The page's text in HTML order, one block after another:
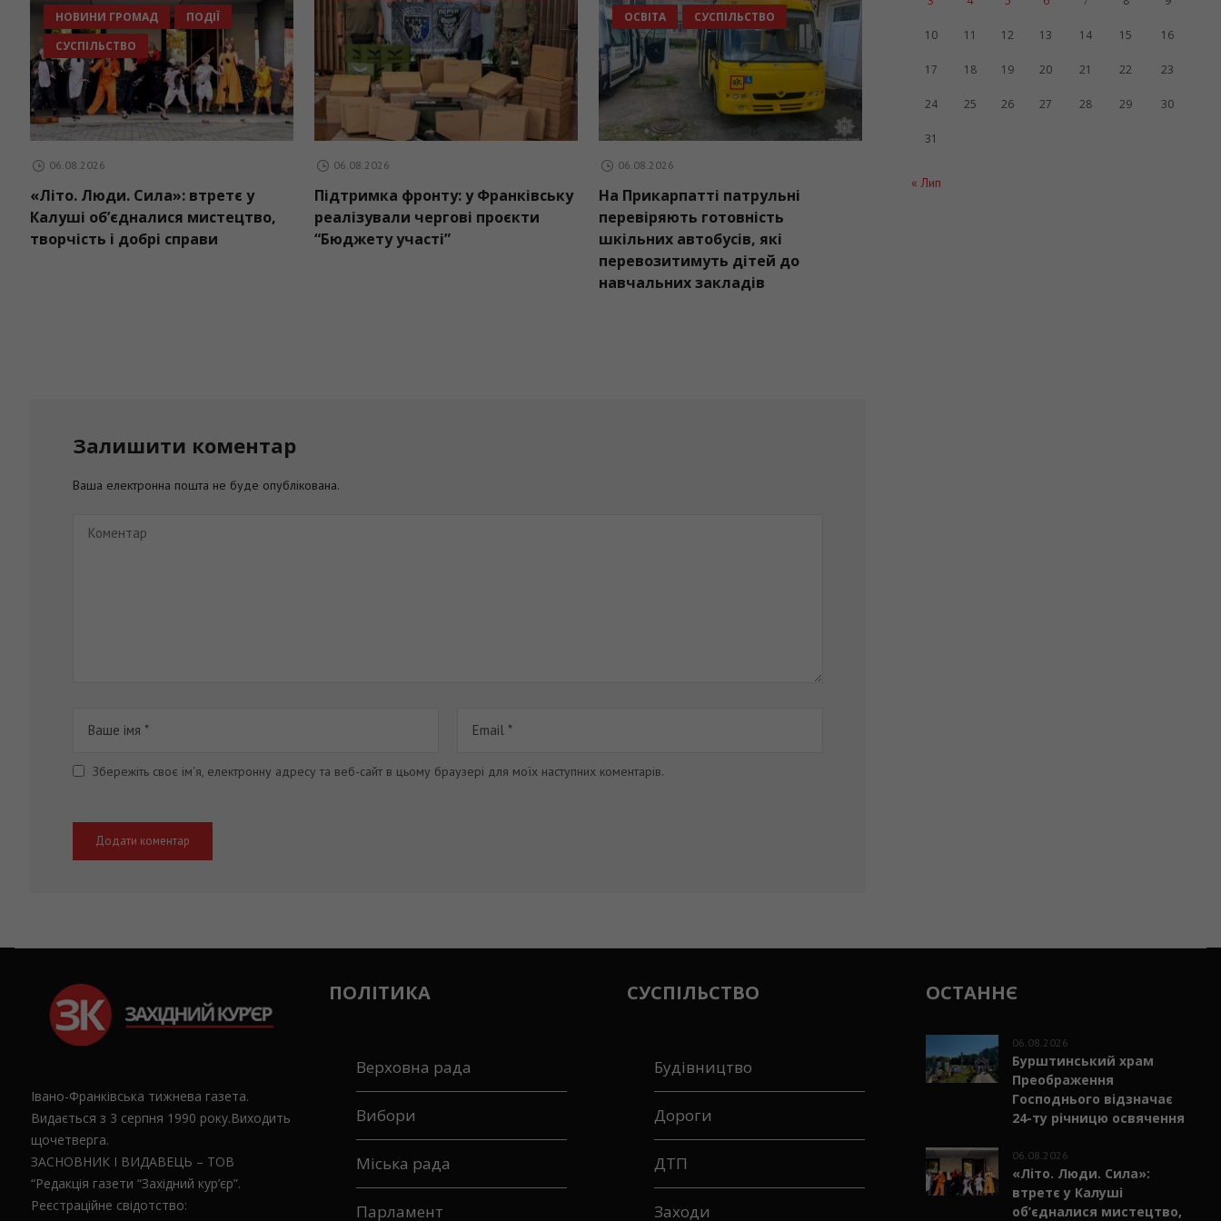
НОВИНИ ГРОМАД
ПОДІЇ
СУСПІЛЬСТВО
«Літо. Люди. Сила»: втретє у
Калуші об’єдналися мистецтво,
творчість і добрі справи
Підтримка фронту: у Франківську
реалізували чергові проєкти
“Бюджету участі”
ОСВІТА
СУСПІЛЬСТВО
На Прикарпатті патрульні
перевіряють готовність
шкільних автобусів, які
перевозитимуть дітей до
навчальних закладів
Залишити коментар
Ваша електронна пошта не буде опублікована.
Збережіть своє ім'я, електронну адресу та веб-сайт в цьому браузері для моїх наступних коментарів.
« Лип
10 11 12 13 14 15 16
17 18 19 20 21 22 23
24 25 26 27 28 29 30
31
Івано-Франківська тижнева газета.
Видається з 3 серпня 1990 року.Виходить
ЗАСНОВНИК І ВИДАВЕЦЬ – ТОВ
“Редакція газети “Західний кур’єр”.
Реєстраційне свідотство:
ПОЛІТИКА
Верховна рада
Вибори
Міська рада
Парламент
СУСПІЛЬСТВО
Будівництво
Дороги
ДТП
Заходи
ОСТАННЄ
Бурштинський храм
Преображення
Господнього відзначає
24-ту річницю освячення
«Літо. Люди. Сила»:
втретє у Калуші
об’єдналися мистецтво,